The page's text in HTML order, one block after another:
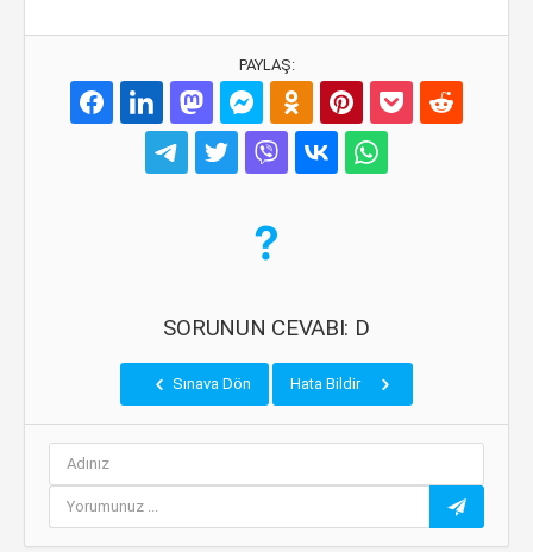
PAYLAŞ:
SORUNUN CEVABI: D
Sınava Dön Hata Bildir